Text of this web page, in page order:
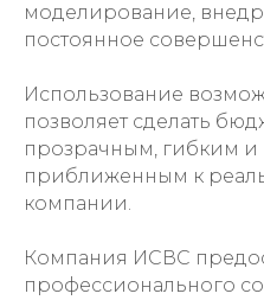
моделирование,
постоянное
Использование
позволяет сделать
прозрачным, гибким и
приближенным к
компании.
Компания ИСВС
профессионального